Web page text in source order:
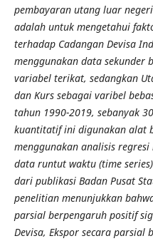
pembayaran utang luar
adalah untuk mengetahui
terhadap Cadangan Devisa
menggunakan data sekunder
variabel terikat, sedangkan
dan Kurs sebagai varibel
tahun 1990-2019, sebanyak
kuantitatif ini digunakan alat
menggunakan analisis
data runtut waktu (time
dari publikasi Badan Pusat
penelitian menunjukkan
parsial berpengaruh positif
Devisa, Ekspor secara